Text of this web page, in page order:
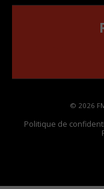
© 2026
Politique de